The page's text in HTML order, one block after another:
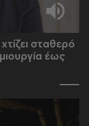
σταθερό
έως